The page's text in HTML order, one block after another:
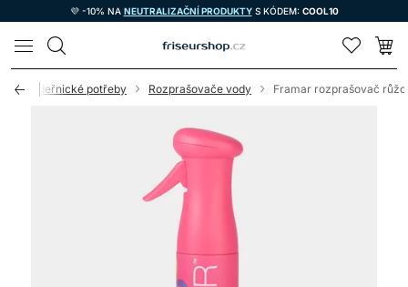
💜 -10% NA NEUTRALIZAČNÍ PRODUKTYS KÓDEM: COOL10
LOMAX
Kadeřnické potřeby Rozprašovače vody Framar rozprašovač